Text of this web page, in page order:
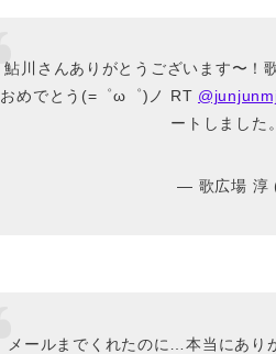
鮎川さんありがとうございます〜！
おめでとう(=゜ω゜)ノ RT
ートしました
— 歌広場 淳
メールまでくれたのに…本当にあり